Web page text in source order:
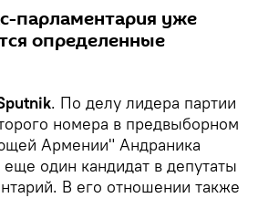
парламентария уже
определенные
. По делу лидера партии
номера в предвыборном
Армении" Андраника
еще один кандидат в депутаты
В его отношении также